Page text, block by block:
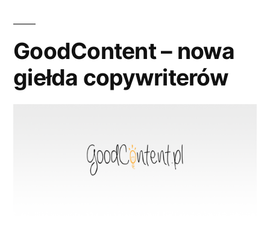
GoodContent – nowa
giełda copywriterów